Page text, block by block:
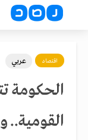
اقتصاد عربي
الحكومة
القومية..